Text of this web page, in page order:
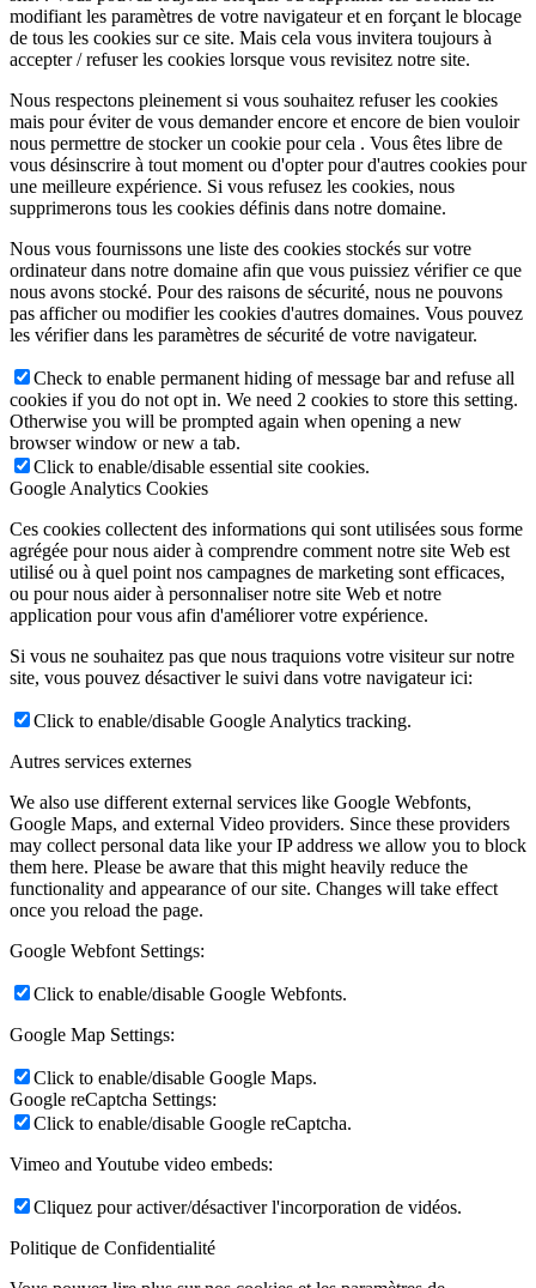
modifiant les paramètres de votre navigateur et en forçant le blocage
de tous les cookies sur ce site. Mais cela vous invitera toujours à
accepter / refuser les cookies lorsque vous revisitez notre site.
Nous respectons pleinement si vous souhaitez refuser les cookies
mais pour éviter de vous demander encore et encore de bien vouloir
nous permettre de stocker un cookie pour cela . Vous êtes libre de
vous désinscrire à tout moment ou d'opter pour d'autres cookies pour
une meilleure expérience. Si vous refusez les cookies, nous
supprimerons tous les cookies définis dans notre domaine.
Nous vous fournissons une liste des cookies stockés sur votre
ordinateur dans notre domaine afin que vous puissiez vérifier ce que
nous avons stocké. Pour des raisons de sécurité, nous ne pouvons
pas afficher ou modifier les cookies d'autres domaines. Vous pouvez
les vérifier dans les paramètres de sécurité de votre navigateur.
Check to enable permanent hiding of message bar and refuse all
cookies if you do not opt in. We need 2 cookies to store this setting.
Otherwise you will be prompted again when opening a new
browser window or new a tab.
Click to enable/disable essential site cookies.
Google Analytics Cookies
Ces cookies collectent des informations qui sont utilisées sous forme
agrégée pour nous aider à comprendre comment notre site Web est
utilisé ou à quel point nos campagnes de marketing sont efficaces,
ou pour nous aider à personnaliser notre site Web et notre
application pour vous afin d'améliorer votre expérience.
Si vous ne souhaitez pas que nous traquions votre visiteur sur notre
site, vous pouvez désactiver le suivi dans votre navigateur ici:
Click to enable/disable Google Analytics tracking.
Autres services externes
We also use different external services like Google Webfonts,
Google Maps, and external Video providers. Since these providers
may collect personal data like your IP address we allow you to block
them here. Please be aware that this might heavily reduce the
functionality and appearance of our site. Changes will take effect
once you reload the page.
Google Webfont Settings:
Click to enable/disable Google Webfonts.
Google Map Settings:
Click to enable/disable Google Maps.
Google reCaptcha Settings:
Click to enable/disable Google reCaptcha.
Vimeo and Youtube video embeds:
Cliquez pour activer/désactiver l'incorporation de vidéos.
Politique de Confidentialité